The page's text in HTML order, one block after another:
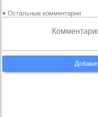
▾ Остальные комментарии